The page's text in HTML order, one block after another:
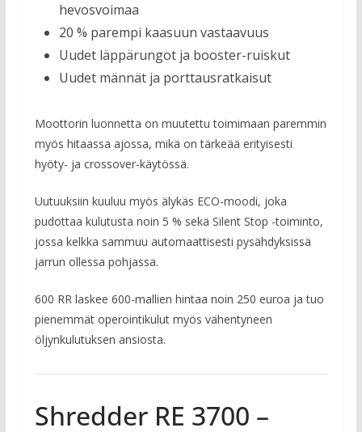
hevosvoimaa
20 % parempi kaasuun vastaavuus
Uudet läppärungot ja booster-ruiskut
Uudet männät ja porttausratkaisut
Moottorin luonnetta on muutettu toimimaan paremmin
myös hitaassa ajossa, mikä on tärkeää erityisesti
hyöty- ja crossover-käytössä.
Uutuuksiin kuuluu myös älykäs ECO-moodi, joka
pudottaa kulutusta noin 5 % sekä Silent Stop -toiminto,
jossa kelkka sammuu automaattisesti pysähdyksissä
jarrun ollessa pohjassa.
600 RR laskee 600-mallien hintaa noin 250 euroa ja tuo
pienemmät operointikulut myös vähentyneen
öljynkulutuksen ansiosta.
Shredder RE 3700 –